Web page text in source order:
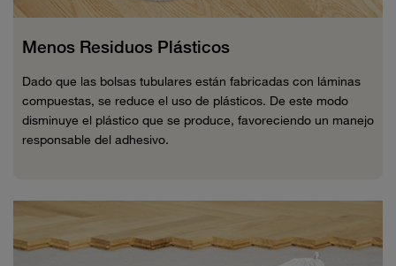
Menos Residuos Plásticos
Dado que las bolsas tubulares están fabricadas con láminas
compuestas, se reduce el uso de plásticos. De este modo
disminuye el plástico que se produce, favoreciendo un manejo
responsable del adhesivo.